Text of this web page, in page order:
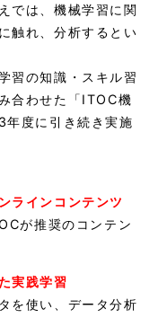
では、機械学習に関
触れ、分析するとい
習の知識・スキル習
合わせた「ITOC機
年度に引き続き実施
ラインコンテンツ
が推奨のコンテン
実践学習
を使い、データ分析